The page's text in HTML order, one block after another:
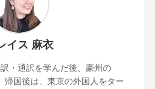
イス 麻衣
・通訳を学んだ後、豪州の
帰国後は、東京の外国人をター